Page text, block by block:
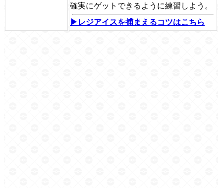
確実にゲットできるように練習しよう。
▶レジアイスを捕まえるコツはこちら